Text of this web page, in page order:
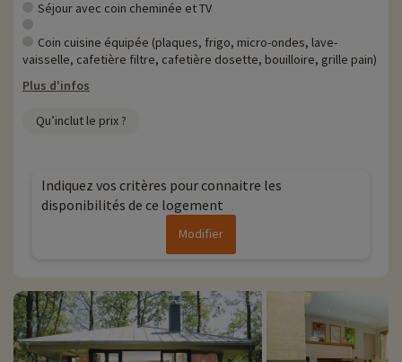
• Animaux de compagnie acceptés, en supplément
• Personnes à mobilité réduite, accompagnement obligatoire
Séjour avec coin cheminée et TV
Coin cuisine équipée (plaques, frigo, micro-ondes, lave-
vaisselle, cafetière filtre, cafetière dosette, bouilloire, grille pain)
Plus d'infos
Qu’inclut le prix ?
Indiquez vos critères pour connaitre les
disponibilités de ce logement
Modifier